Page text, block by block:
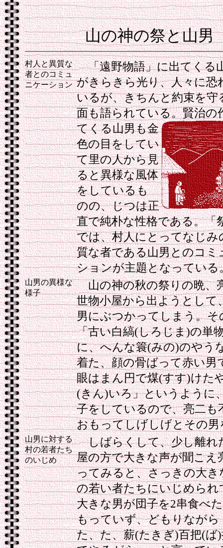
山の神の祭と山男
村人と異質な
者とのコミュ
ニケーション
「遠野物語」に出てくる
がきらきら光り、人々に恐
いるが、きちんと約束を守
面も語られている。賢治の
てくる山男も金
色の目をしてい
て里の人から見
ると異様な風体
をしているも
のの、じつは正
直で純朴な性格である。「
では、村人にとってなじみ
質な者である山男とのコミ
ションが主題となっている
山男の異様な
様子
山の神の秋の祭りの晩、
世物小屋から出ようとして
男にぶつかってしまう。そ
「古い白縞(しろじま)の単
に、へんな簑(みの)のやう
着た、顔の骨ばって赤い
眼はまん円で煤(すす)けた
(きん)いろ」というように
子をしているので、亮二も
おもってしげしげとその男
山男に対する
村の若者たち
のいじめ
しばらくして、少し離れ
屋の方で大きな声が聞こえ
ってみると、さっきの大き
の若い者たちにいじめられ
大きな男が団子を2串食べ
もっていず、どもりながら
た、た、薪(たきぎ)百把(ば